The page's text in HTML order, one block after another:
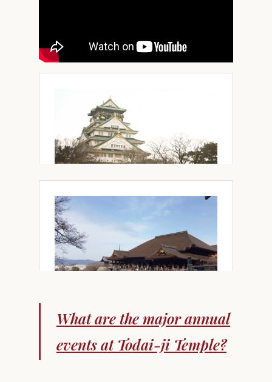
What are the major annual
events at Todai-ji Temple?